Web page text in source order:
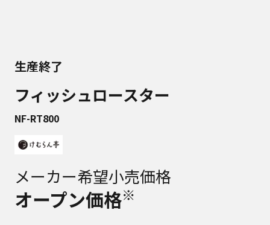
生産終了
フィッシュロースター
NF-RT800
メーカー希望小売価格
オープン価格※